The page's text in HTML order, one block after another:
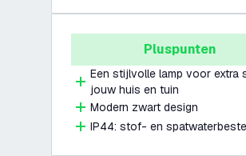
Pluspunten
Een stijlvolle lamp voor extra
jouw huis en tuin
Modern zwart design
IP44: stof- en